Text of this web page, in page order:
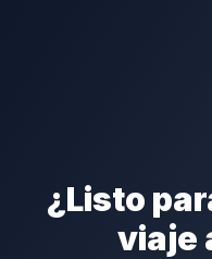
¿Listo
viaje